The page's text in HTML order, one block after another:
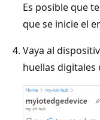
Es posible que
que se inicie el
Vaya al
huellas digitales